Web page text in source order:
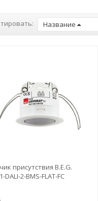
Название
присутствия B.E.G.
DALI-2-BMS-FLAT-FC